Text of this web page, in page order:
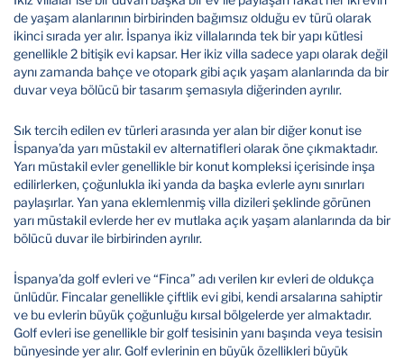
de yaşam alanlarının birbirinden bağımsız olduğu ev türü olarak
ikinci sırada yer alır. İspanya ikiz villalarında tek bir yapı kütlesi
genellikle 2 bitişik evi kapsar. Her ikiz villa sadece yapı olarak değil
aynı zamanda bahçe ve otopark gibi açık yaşam alanlarında da bir
duvar veya bölücü bir tasarım şemasıyla diğerinden ayrılır.
Sık tercih edilen ev türleri arasında yer alan bir diğer konut ise
İspanya’da yarı müstakil ev alternatifleri olarak öne çıkmaktadır.
Yarı müstakil evler genellikle bir konut kompleksi içerisinde inşa
edilirlerken, çoğunlukla iki yanda da başka evlerle aynı sınırları
paylaşırlar. Yan yana eklemlenmiş villa dizileri şeklinde görünen
yarı müstakil evlerde her ev mutlaka açık yaşam alanlarında da bir
bölücü duvar ile birbirinden ayrılır.
İspanya’da golf evleri ve “Finca” adı verilen kır evleri de oldukça
ünlüdür. Fincalar genellikle çiftlik evi gibi, kendi arsalarına sahiptir
ve bu evlerin büyük çoğunluğu kırsal bölgelerde yer almaktadır.
Golf evleri ise genellikle bir golf tesisinin yanı başında veya tesisin
bünyesinde yer alır. Golf evlerinin en büyük özellikleri büyük